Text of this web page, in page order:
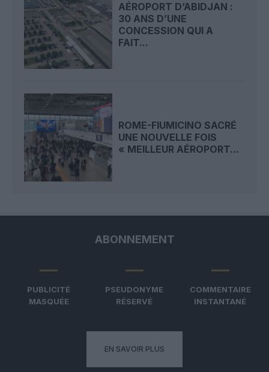
AÉROPORT D’ABIDJAN :
30 ANS D’UNE
CONCESSION QUI A
FAIT...
ROME-FIUMICINO SACRÉ
UNE NOUVELLE FOIS
« MEILLEUR AÉROPORT...
ABONNEMENT
PUBLICITÉ
MASQUÉE
PSEUDONYME
RÉSERVÉ
COMMENTAIRE
INSTANTANÉ
EN SAVOIR PLUS